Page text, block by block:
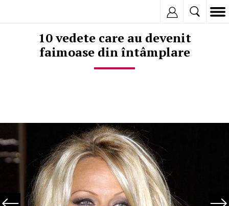
10 vedete care au devenit
faimoase din întâmplare